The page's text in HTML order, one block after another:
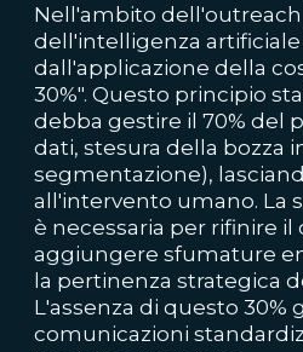
Nell'ambito dell'outreach
dell'intelligenza artificiale
dall'applicazione della
30%". Questo principio
debba gestire il 70% del
dati, stesura della bozza
segmentazione),
all'intervento umano. La
è necessaria per rifinire il
aggiungere sfumature
la pertinenza strategica
L'assenza di questo 30%
comunicazioni